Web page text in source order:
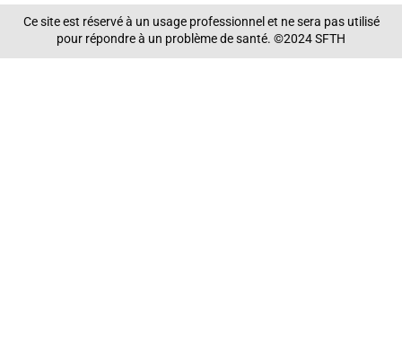
Ce site est réservé à un usage professionnel et ne sera pas utilisé
pour répondre à un problème de santé. ©2024 SFTH